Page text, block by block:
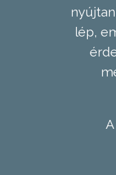
lép,